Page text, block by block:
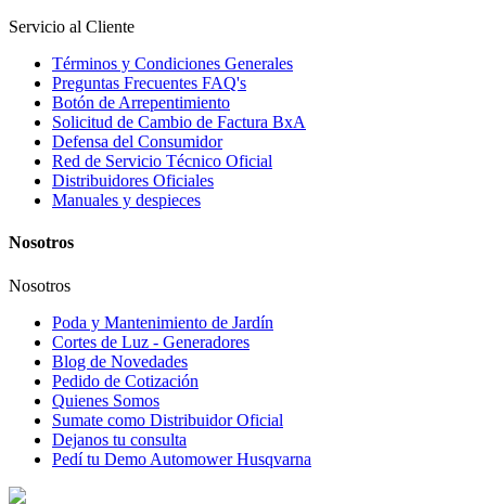
Servicio al Cliente
Términos y Condiciones Generales
Preguntas Frecuentes FAQ's
Botón de Arrepentimiento
Solicitud de Cambio de Factura BxA
Defensa del Consumidor
Red de Servicio Técnico Oficial
Distribuidores Oficiales
Manuales y despieces
Nosotros
Nosotros
Poda y Mantenimiento de Jardín
Cortes de Luz - Generadores
Blog de Novedades
Pedido de Cotización
Quienes Somos
Sumate como Distribuidor Oficial
Dejanos tu consulta
Pedí tu Demo Automower Husqvarna